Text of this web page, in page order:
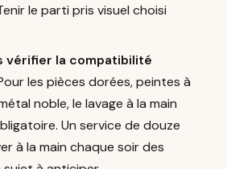
le parti pris visuel choisi
vérifier la compatibilité
les pièces dorées, peintes à
noble, le lavage à la main
Un service de douze
à la main chaque soir des